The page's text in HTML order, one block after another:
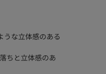
うな立体感のある
ちと立体感のあ